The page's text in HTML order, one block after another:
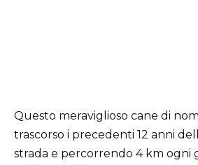
Questo meraviglioso cane di
trascorso i precedenti 12 anni
strada e percorrendo 4 km ogni